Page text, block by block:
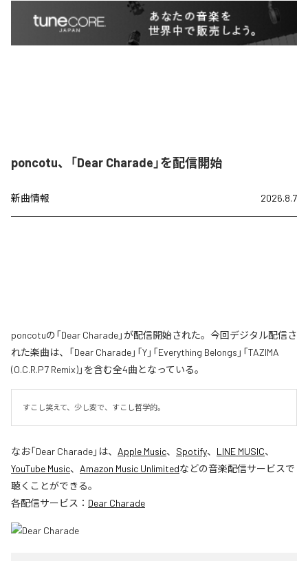
poncotu、「Dear Charade」を配信開始
新曲情報 2026.8.7
poncotuの「Dear Charade」が配信開始された。今回デジタル配信さ
れた楽曲は、「Dear Charade」「Y」「Everything Belongs」「TAZIMA
(O.C.R.P7 Remix)」を含む全4曲となっている。
すこし笑えて、少し変で、すこし哲学的。
なお「Dear Charade」は、 Apple Music、 Spotify、 LINE MUSIC、
YouTube Music、 Amazon Music Unlimitedなどの音楽配信サービスで
聴くことができる。
各配信サービス： Dear Charade